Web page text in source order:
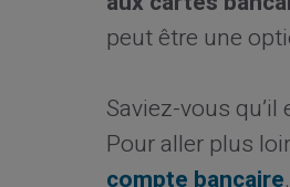
peut être une
Saviez-vous
Pour aller plus
compte bancaire